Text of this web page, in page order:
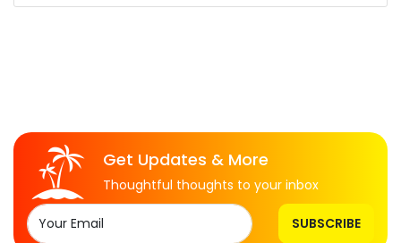
Get Updates & More
Thoughtful thoughts to your inbox
SUBSCRIBE